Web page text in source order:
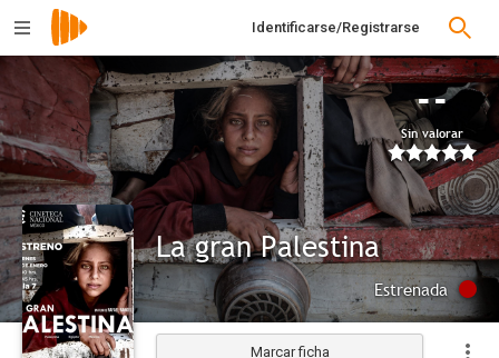
Identificarse/Registrarse
--
Sin valorar
La gran Palestina
Estrenada
Marcar ficha